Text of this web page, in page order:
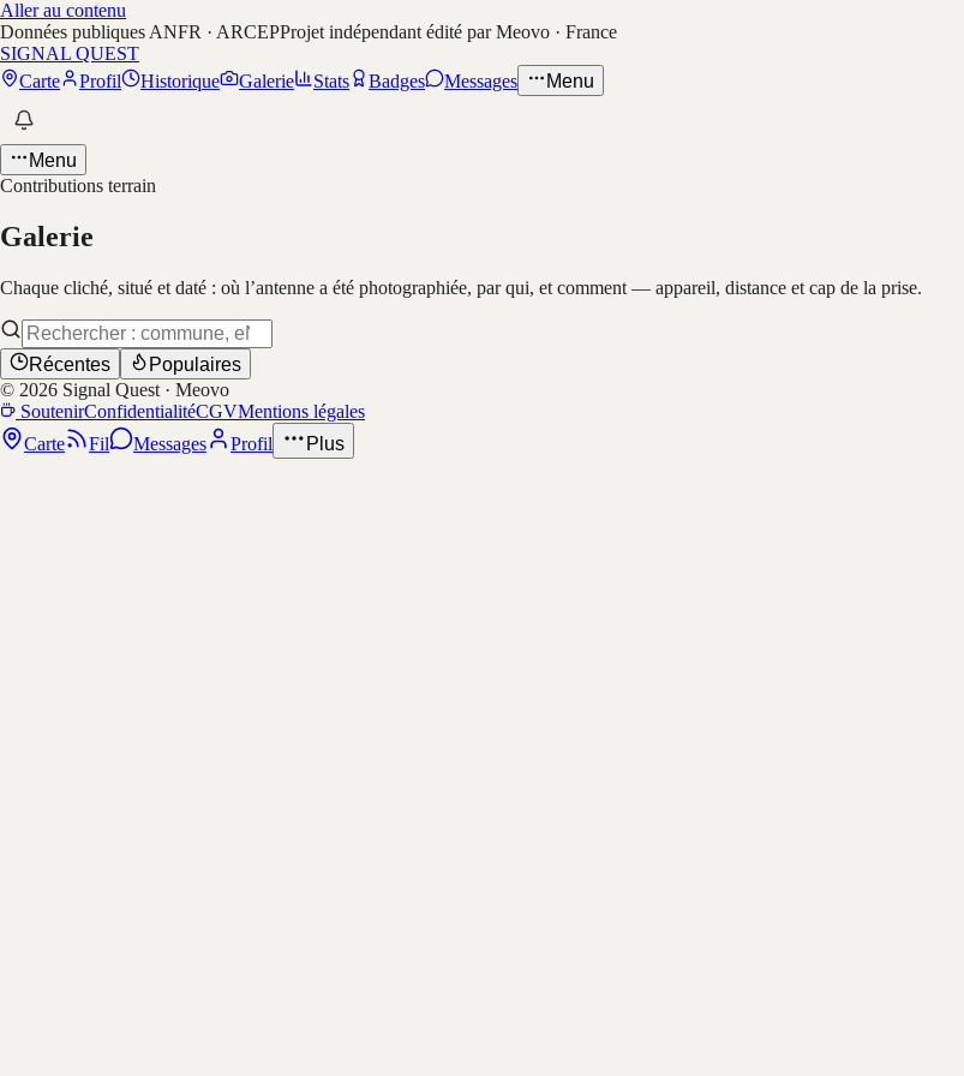
Aller au contenu
Données publiques ANFR · ARCEPProjet indépendant édité par Meovo · France
SIGNAL QUEST
Carte
Profil Historique Galerie Stats Badges Messages Menu
Menu
Contributions terrain
Galerie
Chaque cliché, situé et daté : où l’antenne a été photographiée, par qui, et comment — appareil, distance et cap de la prise.
Récentes
Populaires
© 2026 Signal Quest · Meovo
SoutenirConfidentialitéCGVMentions légales
Carte
Fil Messages Profil Plus